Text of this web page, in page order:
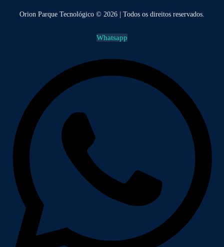
Orion Parque Tecnológico © 2026 | Todos os direitos reservados.
Whatsapp